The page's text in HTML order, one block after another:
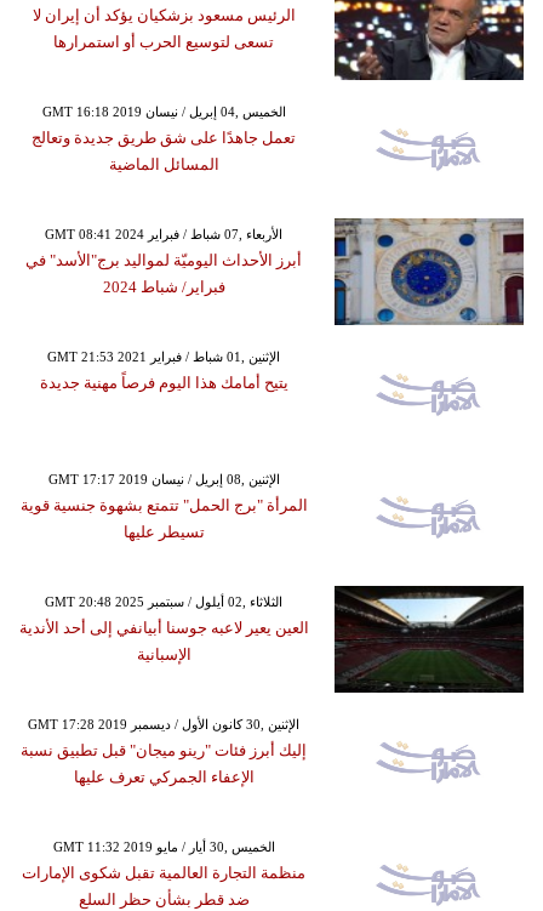
الرئيس مسعود بزشكيان يؤكد أن إيران لا
تسعى لتوسيع الحرب أو استمرارها
GMT 16:18 2019 الخميس ,04 إبريل / نيسان
تعمل جاهدًا على شق طريق جديدة وتعالج
المسائل الماضية
GMT 08:41 2024 الأربعاء ,07 شباط / فبراير
أبرز الأحداث اليوميّة لمواليد برج"الأسد" في
فبراير/ شباط 2024
GMT 21:53 2021 الإثنين ,01 شباط / فبراير
يتيح أمامك هذا اليوم فرصاً مهنية جديدة
GMT 17:17 2019 الإثنين ,08 إبريل / نيسان
المرأة "برج الحمل" تتمتع بشهوة جنسية قوية
تسيطر عليها
GMT 20:48 2025 الثلاثاء ,02 أيلول / سبتمبر
العين يعير لاعبه جوسنا أبيانفي إلى أحد الأندية
الإسبانية
GMT 17:28 2019 الإثنين ,30 كانون الأول / ديسمبر
إليك أبرز فئات "رينو ميجان" قبل تطبيق نسبة
الإعفاء الجمركي تعرف عليها
GMT 11:32 2019 الخميس ,30 أيار / مايو
منظمة التجارة العالمية تقبل شكوى الإمارات
ضد قطر بشأن حظر السلع